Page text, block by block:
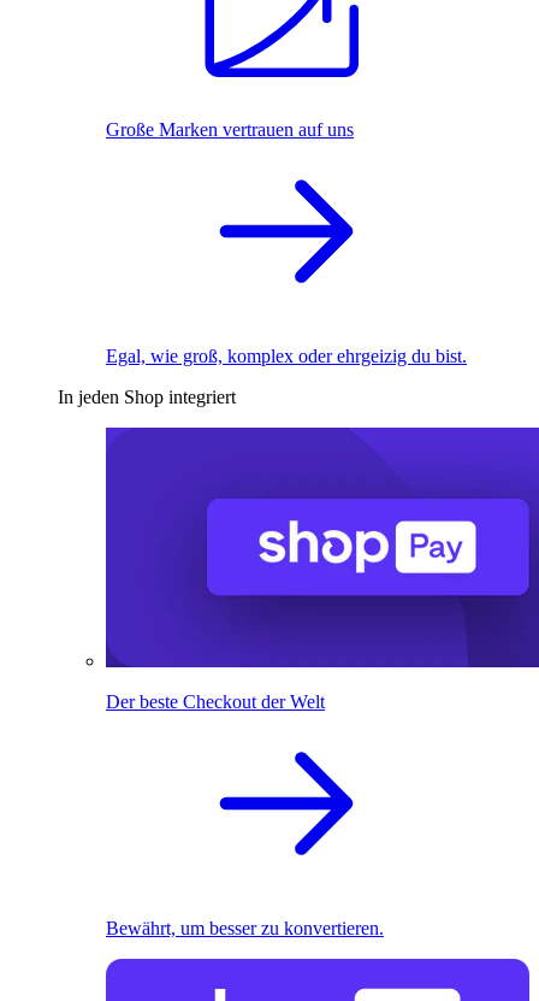
Große Marken vertrauen auf uns
Egal, wie groß, komplex oder ehrgeizig du bist.
In jeden Shop integriert
Der beste Checkout der Welt
Bewährt, um besser zu konvertieren.